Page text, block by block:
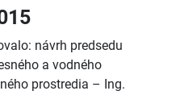
návrh predsedu
a vodného
prostredia – Ing.